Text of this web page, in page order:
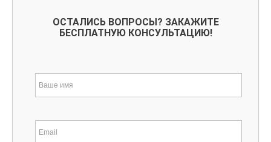
ОСТАЛИСЬ ВОПРОСЫ? ЗАКАЖИТЕ
БЕСПЛАТНУЮ КОНСУЛЬТАЦИЮ!